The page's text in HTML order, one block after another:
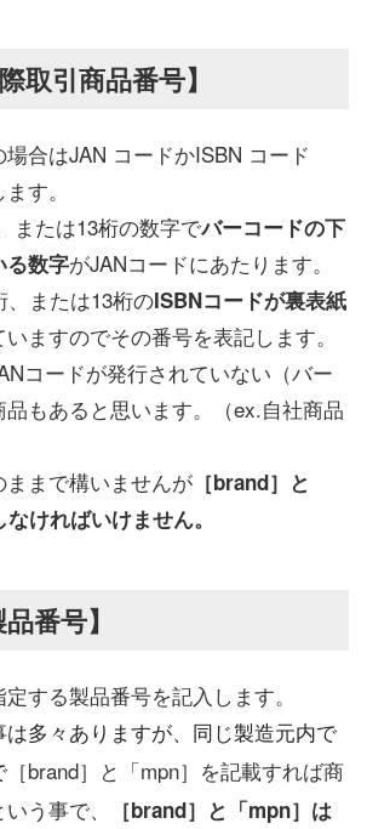
取引商品番号】
合はJAN コードかISBN コード
す。
または13桁の数字でバーコードの下
る数字がJANコードにあたります。
または13桁のISBNコードが裏表紙
いますのでその番号を表記します。
コードが発行されていない（バー
もあると思います。（ex.自社商品
まで構いませんが ［brand］と
なければいけません。
番号】
する製品番号を記入します。
多々ありますが、同じ製造元内で
［brand］と「mpn］を記載すれば商
う事で、
［brand］と「mpn］は